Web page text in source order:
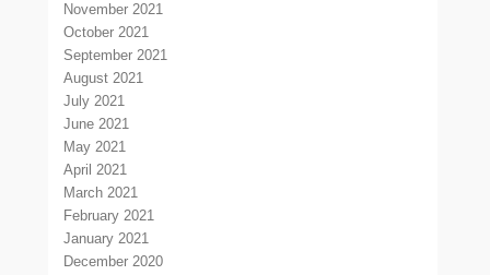
November 2021
October 2021
September 2021
August 2021
July 2021
June 2021
May 2021
April 2021
March 2021
February 2021
January 2021
December 2020